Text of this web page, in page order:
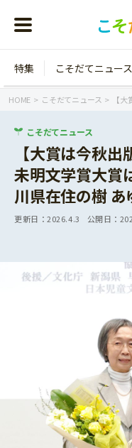
年齢から探す
年中
小学1年生
こそだてニュ
ワーク・ドリル
幼稚園・保育園
小学校
科学・プログラ
教育・学習
こそだて生活
ファッション・
行事・イベント
こそだてマン
特集 こそだてニュース
HOME こそだてニュース 【
こそだてニュース
【大賞は今秋
未明文学賞大賞
川県在住の樹 あ
更新日：2026.4.3 公開日：